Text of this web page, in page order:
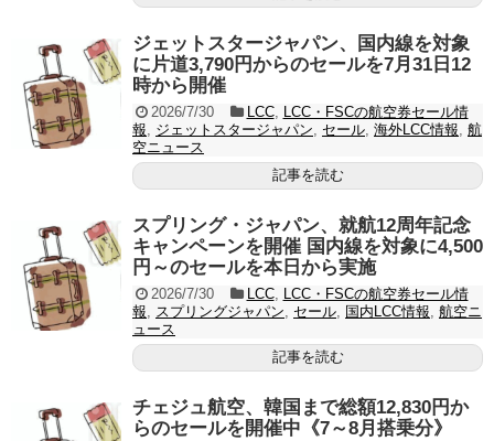
ジェットスタージャパン、国内線を対象
に片道3,790円からのセールを7月31日12
時から開催
2026/7/30 LCC, LCC・FSCの航空券セール情
報, ジェットスタージャパン, セール, 海外LCC情報, 航
空ニュース
記事を読む
スプリング・ジャパン、就航12周年記念
キャンペーンを開催 国内線を対象に4,500
円～のセールを本日から実施
2026/7/30 LCC, LCC・FSCの航空券セール情
報, スプリングジャパン, セール, 国内LCC情報, 航空ニ
ュース
記事を読む
チェジュ航空、韓国まで総額12,830円か
らのセールを開催中《7～8月搭乗分》